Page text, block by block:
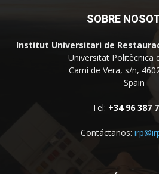
SOBRE
Institut Universitari de
Universitat Politècnica
Camí de Vera, s/n,
Spain
Tel: +34 96 387
Contáctanos: